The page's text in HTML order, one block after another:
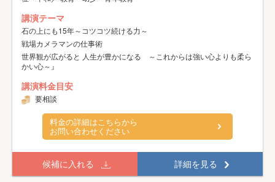
講演テーマ
石の上にも15年～コツコツ続ける力～
戦場カメラマンの仕事術
世界観が広がると 人生が豊かになる ～これからは強い心よりも柔ら
かい心～』
講演料金目安
要相談
料金の詳細はこちらから
お問い合わせください
候補に入れる 詳細を見る